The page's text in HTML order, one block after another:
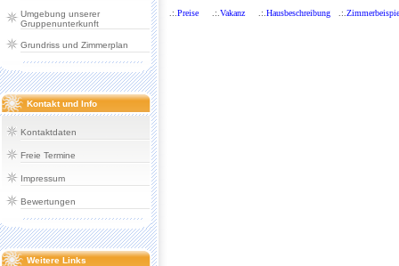
Umgebung unserer
Gruppenunterkunft
Grundriss und Zimmerplan
Kontakt und Info
Kontaktdaten
Freie Termine
Impressum
Bewertungen
Weitere Links
.:.Preise .:.Vakanz .:.Hausbeschreibung .:.